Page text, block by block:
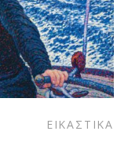
ΕΙΚΑΣΤΙΚΑ